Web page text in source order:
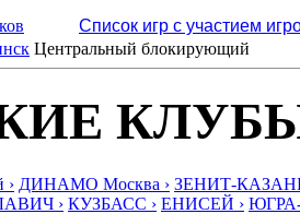
Список игр с участием
Центральный блокирующий
› ДИНАМО Москва › ЗЕНИТ-
› КУЗБАСС › ЕНИСЕЙ ›